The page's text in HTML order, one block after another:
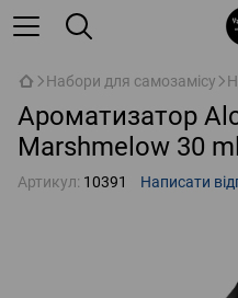
Набори для самозамісу
Ароматизатор
Marshmelow 30
Артикул: 10391 Написати